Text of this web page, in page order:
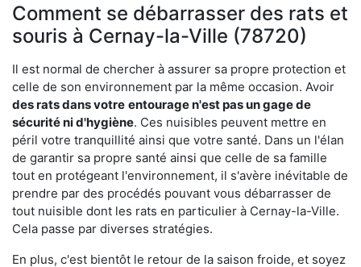
Comment se débarrasser des rats et
souris à Cernay-la-Ville (78720)
Il est normal de chercher à assurer sa propre protection et
celle de son environnement par la même occasion. Avoir
des rats dans votre entourage n'est pas un gage de
sécurité ni d'hygiène. Ces nuisibles peuvent mettre en
péril votre tranquillité ainsi que votre santé. Dans un l'élan
de garantir sa propre santé ainsi que celle de sa famille
tout en protégeant l'environnement, il s'avère inévitable de
prendre par des procédés pouvant vous débarrasser de
tout nuisible dont les rats en particulier à Cernay-la-Ville.
Cela passe par diverses stratégies.
En plus, c'est bientôt le retour de la saison froide, et soyez